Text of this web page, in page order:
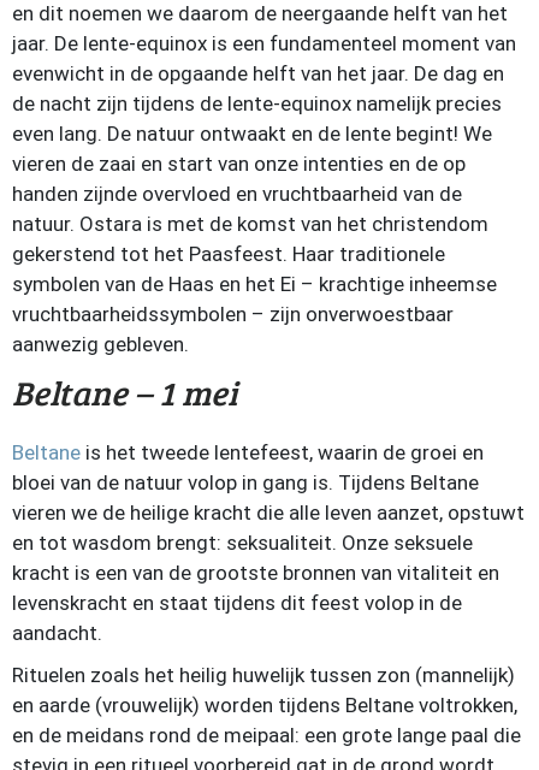
en dit noemen we daarom de neergaande helft van het
jaar. De lente-equinox is een fundamenteel moment van
evenwicht in de opgaande helft van het jaar. De dag en
de nacht zijn tijdens de lente-equinox namelijk precies
even lang. De natuur ontwaakt en de lente begint! We
vieren de zaai en start van onze intenties en de op
handen zijnde overvloed en vruchtbaarheid van de
natuur. Ostara is met de komst van het christendom
gekerstend tot het Paasfeest. Haar traditionele
symbolen van de Haas en het Ei – krachtige inheemse
vruchtbaarheidssymbolen – zijn onverwoestbaar
aanwezig gebleven.
Beltane – 1mei
Beltane is het tweede lentefeest, waarin de groei en
bloei van de natuur volop in gang is. Tijdens Beltane
vieren we de heilige kracht die alle leven aanzet, opstuwt
en tot wasdom brengt: seksualiteit. Onze seksuele
kracht is een van de grootste bronnen van vitaliteit en
levenskracht en staat tijdens dit feest volop in de
aandacht.
Rituelen zoals het heilig huwelijk tussen zon (mannelijk)
en aarde (vrouwelijk) worden tijdens Beltane voltrokken,
en de meidans rond de meipaal: een grote lange paal die
stevig in een ritueel voorbereid gat in de grond wordt